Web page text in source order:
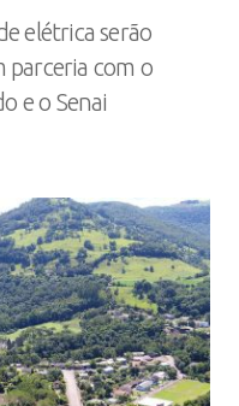
elétrica serão
parceria com o
e o Senai